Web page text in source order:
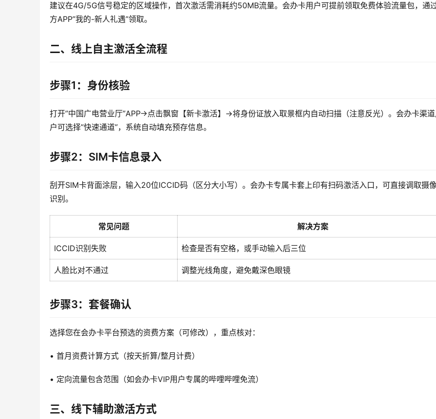
建议在4G/5G信号稳定的区域操作，首次激活需消耗约50MB流量。会办卡用户可提前领取免费体验流量包，通
方APP”我的-新人礼遇”领取。
二、线上自主激活全流程
步骤1：身份核验
打开”中国广电营业厅”APP→点击飘窗【新卡激活】→将身份证放入取景框内自动扫描（注意反光）。会办卡渠
户可选择”快速通道”，系统自动填充预存信息。
步骤2：SIM卡信息录入
刮开SIM卡背面涂层，输入20位ICCID码（区分大小写）。会办卡专属卡套上印有扫码激活入口，可直接调取摄
识别。
常见问题 解决方案
ICCID识别失败 检查是否有空格，或手动输入后三位
人脸比对不通过 调整光线角度，避免戴深色眼镜
步骤3：套餐确认
选择您在会办卡平台预选的资费方案（可修改），重点核对：
• 首月资费计算方式（按天折算/整月计费）
• 定向流量包含范围（如会办卡VIP用户专属的哔哩哔哩免流）
三、线下辅助激活方式